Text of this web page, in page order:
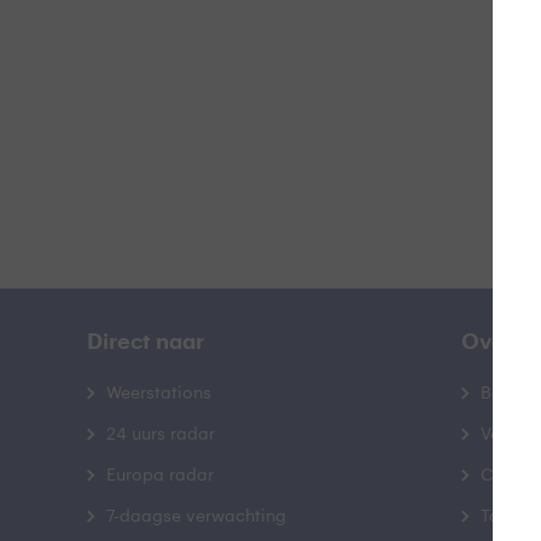
Direct naar
Weerstations
24 uurs radar
Europa radar
7-daagse verwachting
Over